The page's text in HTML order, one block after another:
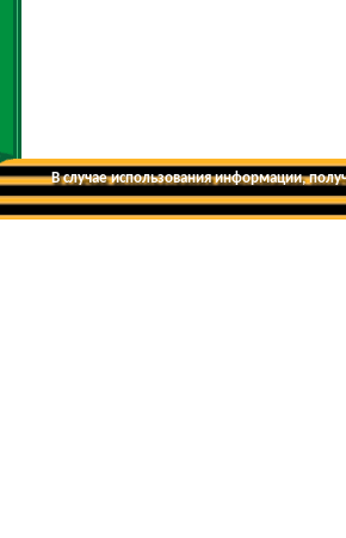
В случае использования информации,